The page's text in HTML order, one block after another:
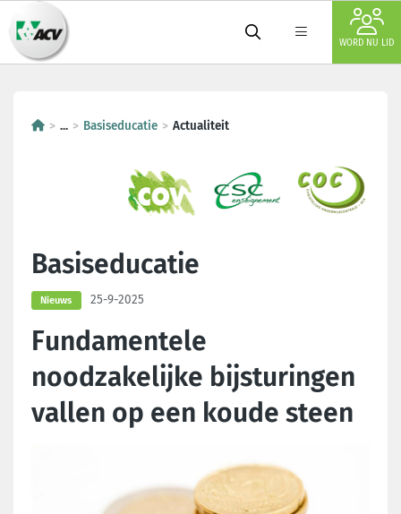
WORD NU LID
... Basiseducatie Actualiteit
Basiseducatie
Nieuws 25-9-2025
Fundamentele
noodzakelijke bijsturingen
vallen op een koude steen